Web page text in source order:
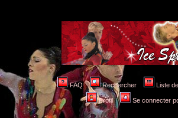
FAQ Rechercher Liste
Profil Se connecter